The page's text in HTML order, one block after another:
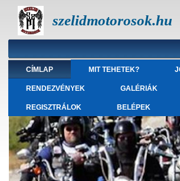
szelidmotorosok.hu
CÍMLAP MIT TEHETEK?
RENDEZVÉNYEK GALÉRIÁK
REGISZTRÁLOK BELÉPEK